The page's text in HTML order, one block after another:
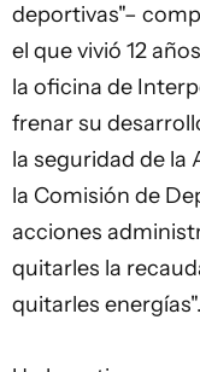
deportivas"–
el que vivió 12
la oficina de
frenar su
la seguridad de la
la Comisión de
acciones
quitarles la
quitarles energías".